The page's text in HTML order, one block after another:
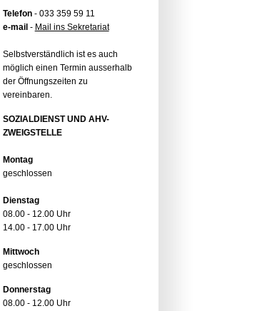
Telefon- 033 359 59 11
e-mail - Mail ins Sekretariat
Selbstverständlich ist es auch
möglich einen Termin ausserhalb
der Öffnungszeiten zu
vereinbaren.
SOZIALDIENST UND AHV-
ZWEIGSTELLE
Montag
geschlossen
Dienstag
08.00 - 12.00 Uhr
14.00 - 17.00 Uhr
Mittwoch
geschlossen
Donnerstag
08.00 - 12.00 Uhr